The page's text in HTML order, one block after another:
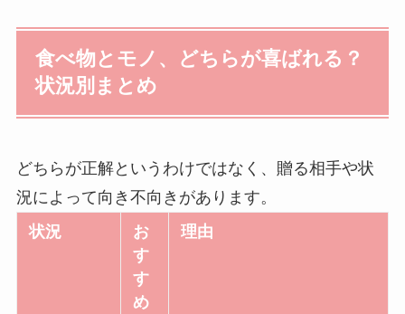
食べ物とモノ、どちらが喜ばれる？
状況別まとめ
どちらが正解というわけではなく、贈る相手や状
況によって向き不向きがあります。
状況
お
す
す
め
理由